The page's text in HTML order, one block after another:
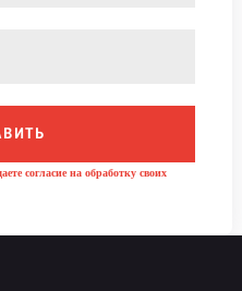
согласие на обработку своих